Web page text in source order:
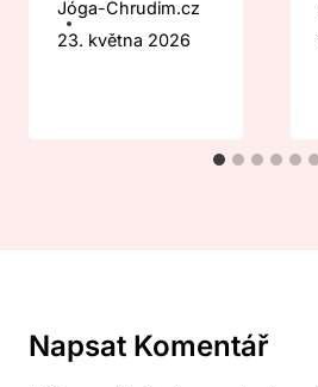
Jóga-Chrudim.cz
23. května 2026
Napsat Komentář